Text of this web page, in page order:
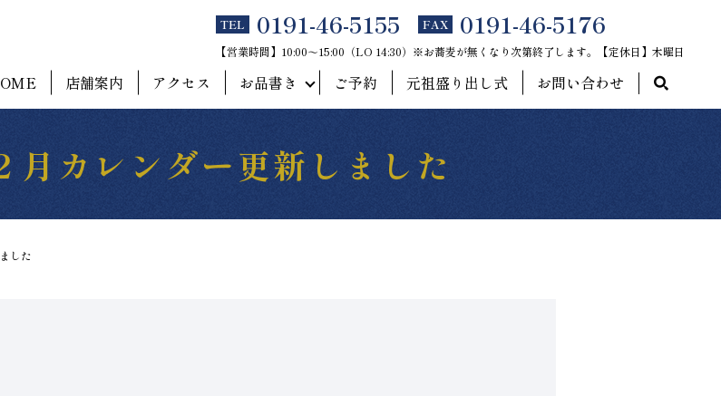
TEL 0191-46-5155 FAX 0191-46-5176
【営業時間】10:00～15:00（LO 14:30）※お蕎麦が無くなり次第終了します。【定休日】木曜日
店舗案内 アクセス お品書き ご予約 元祖盛り出し式 お問い合わせ
月カレンダー更新しました
した